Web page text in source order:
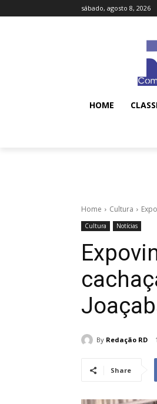
sábado, agosto 8, 2026
HOME
Home Cultura
Cultura Notícias
By Redação RD
Share